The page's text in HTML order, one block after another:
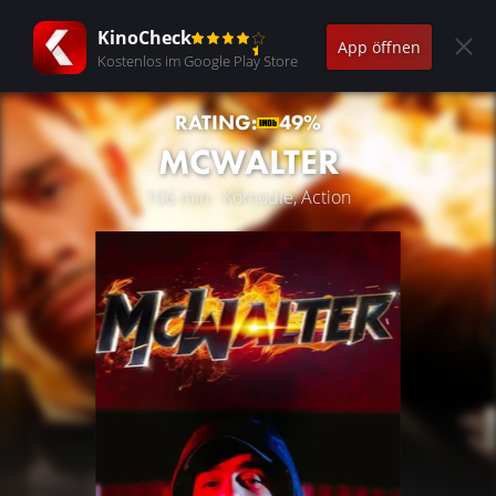
KinoCheck
Kostenlos im Google Play Store
App öffnen
RATING: 49%
MCWALTER
106 min · Komödie, Action